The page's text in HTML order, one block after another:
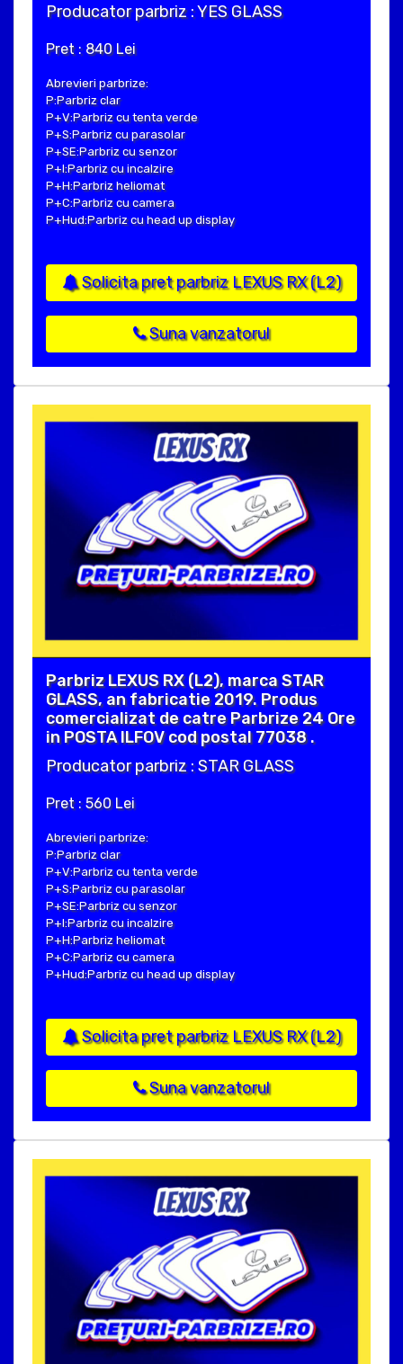
Producator parbriz : YES GLASS
Pret : 840 Lei
Abrevieri parbrize:
P:Parbriz clar
P+V:Parbriz cu tenta verde
P+S:Parbriz cu parasolar
P+SE:Parbriz cu senzor
P+I:Parbriz cu incalzire
P+H:Parbriz heliomat
P+C:Parbriz cu camera
P+Hud:Parbriz cu head up display
Solicita pret parbriz LEXUS RX (L2)
Suna vanzatorul
Parbriz LEXUS RX (L2), marca STAR
GLASS, an fabricatie 2019. Produs
comercializat de catre Parbrize 24 Ore
in POSTA ILFOV cod postal 77038 .
Producator parbriz : STAR GLASS
Pret : 560 Lei
Abrevieri parbrize:
P:Parbriz clar
P+V:Parbriz cu tenta verde
P+S:Parbriz cu parasolar
P+SE:Parbriz cu senzor
P+I:Parbriz cu incalzire
P+H:Parbriz heliomat
P+C:Parbriz cu camera
P+Hud:Parbriz cu head up display
Solicita pret parbriz LEXUS RX (L2)
Suna vanzatorul